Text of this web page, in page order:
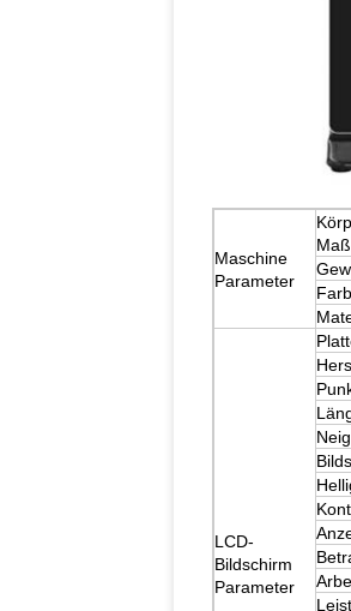
Maschine
Parameter
LCD-
Bildschirm
Parameter